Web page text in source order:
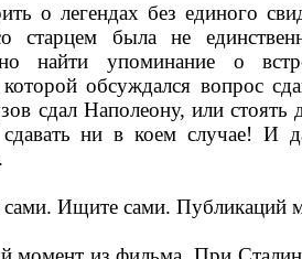
о легендах без единого
старцем была не
найти упоминание о
обсуждался вопрос
сдал Наполеону, или стоять
ни в коем случае! И
Ищите сами. Публикаций